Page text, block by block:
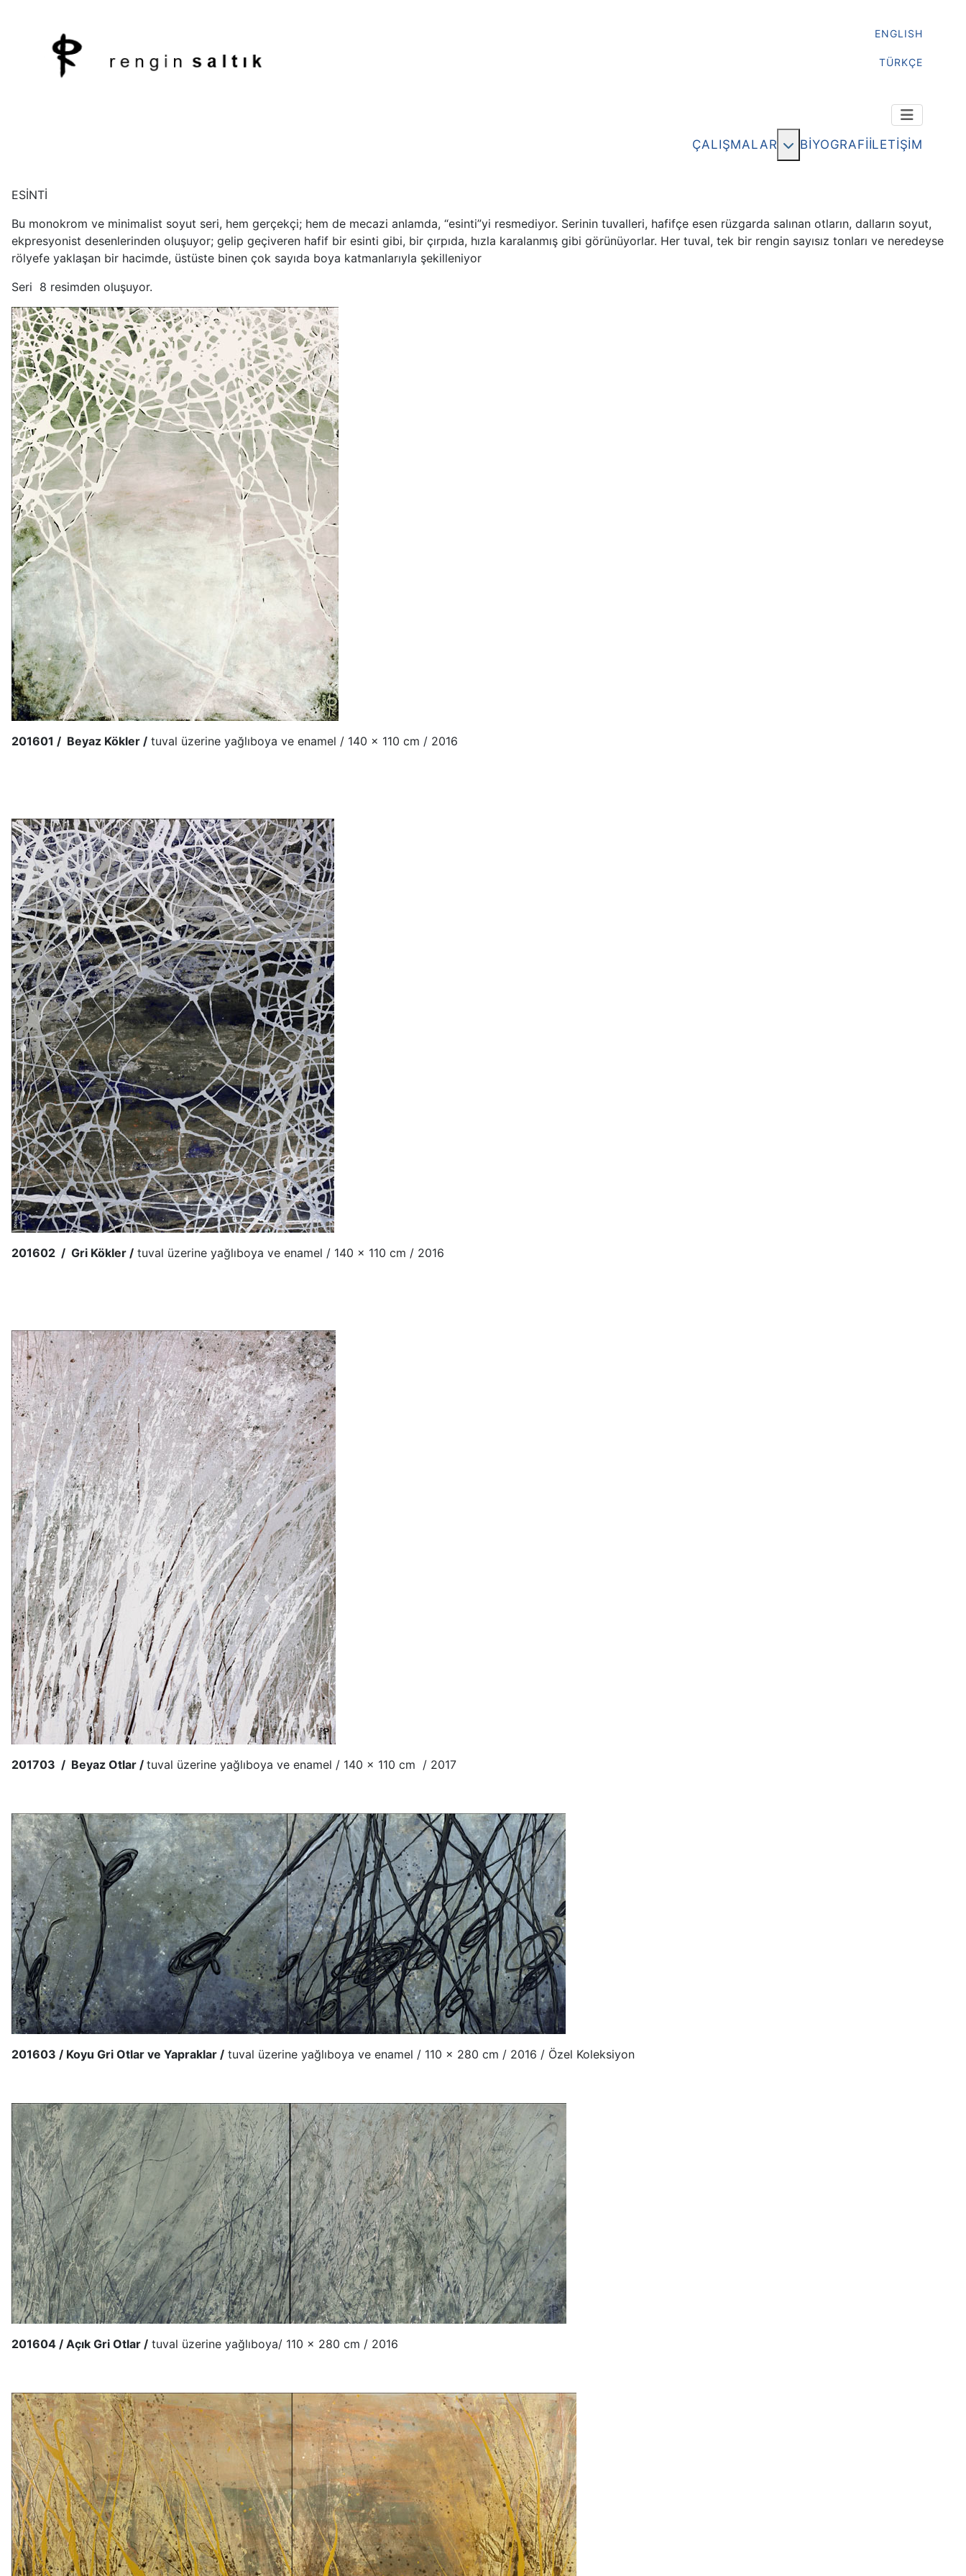
ENGLISH
TÜRKÇE
ÇALIŞMALAR More about: ÇALIŞMALAR
BİYOGRAFİİLETİŞİM
ESİNTİ
Bu monokrom ve minimalist soyut seri, hem gerçekçi; hem de mecazi anlamda, “esinti”yi resmediyor. Serinin tuvalleri, hafifçe esen rüzgarda salınan otların, dalların soyut,
ekpresyonist desenlerinden oluşuyor; gelip geçiveren hafif bir esinti gibi, bir çırpıda, hızla karalanmış gibi görünüyorlar. Her tuval, tek bir rengin sayısız tonları ve neredeyse
rölyefe yaklaşan bir hacimde, üstüste binen çok sayıda boya katmanlarıyla şekilleniyor
Seri 8 resimden oluşuyor.
201601 / Beyaz Kökler / tuval üzerine yağlıboya ve enamel / 140 x 110 cm / 2016
201602 / Gri Kökler / tuval üzerine yağlıboya ve enamel / 140 x 110 cm / 2016
201703 / Beyaz Otlar / tuval üzerine yağlıboya ve enamel / 140 x 110 cm / 2017
201603 / Koyu Gri Otlar ve Yapraklar / tuval üzerine yağlıboya ve enamel / 110 x 280 cm / 2016 / Özel Koleksiyon
201604 / Açık Gri Otlar / tuval üzerine yağlıboya/ 110 x 280 cm / 2016